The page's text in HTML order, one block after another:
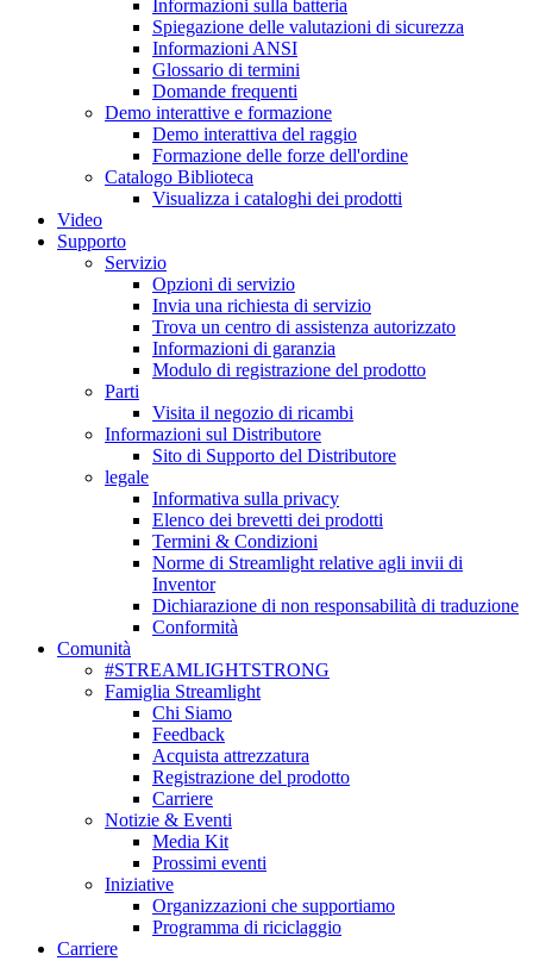
Informazioni sulla batteria
Spiegazione delle valutazioni di sicurezza
Informazioni ANSI
Glossario di termini
Domande frequenti
Demo interattive e formazione
Demo interattiva del raggio
Formazione delle forze dell'ordine
Catalogo Biblioteca
Visualizza i cataloghi dei prodotti
Video
Supporto
Servizio
Opzioni di servizio
Invia una richiesta di servizio
Trova un centro di assistenza autorizzato
Informazioni di garanzia
Modulo di registrazione del prodotto
Parti
Visita il negozio di ricambi
Informazioni sul Distributore
Sito di Supporto del Distributore
legale
Informativa sulla privacy
Elenco dei brevetti dei prodotti
Termini & Condizioni
Norme di Streamlight relative agli invii di
Inventor
Dichiarazione di non responsabilità di traduzione
Conformità
Comunità
#STREAMLIGHTSTRONG
Famiglia Streamlight
Chi Siamo
Feedback
Acquista attrezzatura
Registrazione del prodotto
Carriere
Notizie & Eventi
Media Kit
Prossimi eventi
Iniziative
Organizzazioni che supportiamo
Programma di riciclaggio
Carriere